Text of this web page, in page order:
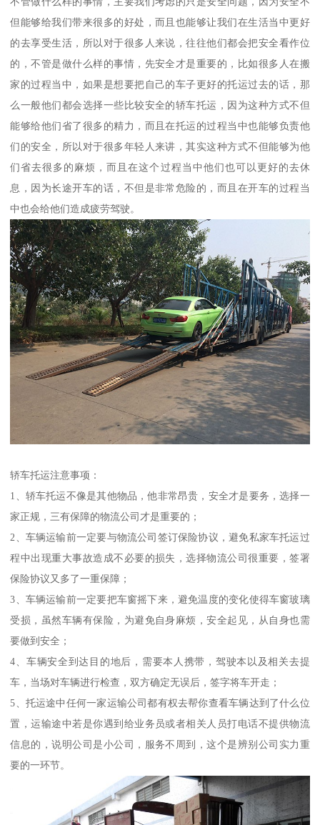
但能够给我们带来很多的好处，而且也能够让我们在生活当中更好
的去享受生活，所以对于很多人来说，往往他们都会把安全看作位
的，不管是做什么样的事情，先安全才是重要的，比如很多人在搬
家的过程当中，如果是想要把自己的车子更好的托运过去的话，那
么一般他们都会选择一些比较安全的轿车托运，因为这种方式不但
能够给他们省了很多的精力，而且在托运的过程当中也能够负责他
们的安全，所以对于很多年轻人来讲，其实这种方式不但能够为他
们省去很多的麻烦，而且在这个过程当中他们也可以更好的去休
息，因为长途开车的话，不但是非常危险的，而且在开车的过程当
中也会给他们造成疲劳驾驶。
轿车托运注意事项：
1、轿车托运不像是其他物品，他非常昂贵，安全才是要务，选择一
家正规，三有保障的物流公司才是重要的；
2、车辆运输前一定要与物流公司签订保险协议，避免私家车托运过
程中出现重大事故造成不必要的损失，选择物流公司很重要，签署
保险协议又多了一重保障；
3、车辆运输前一定要把车窗摇下来，避免温度的变化使得车窗玻璃
受损，虽然车辆有保险，为避免自身麻烦，安全起见，从自身也需
要做到安全；
4、车辆安全到达目的地后，需要本人携带，驾驶本以及相关去提
车，当场对车辆进行检查，双方确定无误后，签字将车开走；
5、托运途中任何一家运输公司都有权去帮你查看车辆达到了什么位
置，运输途中若是你遇到给业务员或者相关人员打电话不提供物流
信息的，说明公司是小公司，服务不周到，这个是辨别公司实力重
要的一环节。